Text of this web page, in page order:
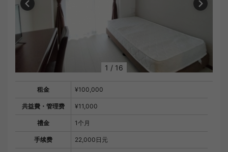
1 / 16
租金 ¥100,000
共益費・管理费 ¥11,000
禮金 1个月
手续费 22,000日元